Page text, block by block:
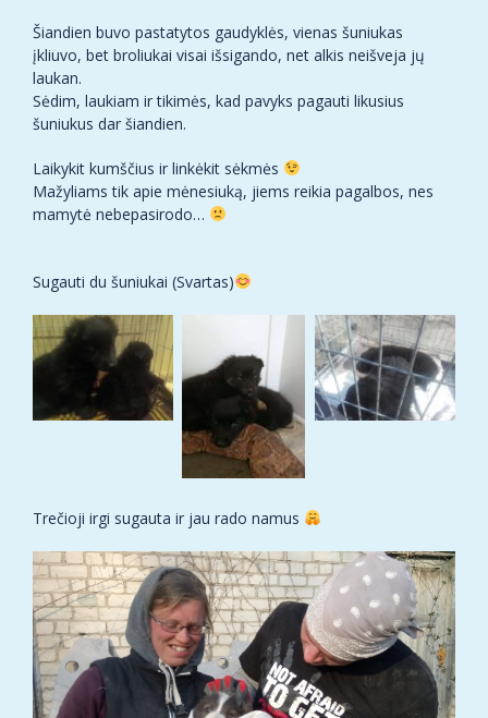
Šiandien buvo pastatytos gaudyklės, vienas šuniukas
įkliuvo, bet broliukai visai išsigando, net alkis neišveja jų
laukan.
Sėdim, laukiam ir tikimės, kad pavyks pagauti likusius
šuniukus dar šiandien.
Laikykit kumščius ir linkėkit sėkmės
Mažyliams tik apie mėnesiuką, jiems reikia pagalbos, nes
mamytė nebepasirodo…
Sugauti du šuniukai (Svartas)
Trečioji irgi sugauta ir jau rado namus